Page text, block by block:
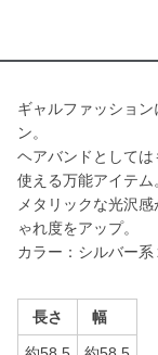
ギャルファッショ
ン。
ヘアバンドとして
使える万能アイテム
メタリックな光沢
ゃれ度をアップ。
カラー：シルバー系
長さ 幅